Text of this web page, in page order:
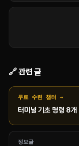
🔗 관련 글
무료 수련 챕터 →
터미널 기초 명령 8개
정보글